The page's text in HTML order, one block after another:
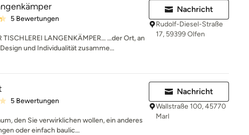
Bewertung: 4.2 von 5 Sternen
5 Bewertungen
TISCHLEREI LANGENKÄMPER… …der Ort, an
und Individualität zusamme...
Nachricht
Rudolf-Diesel-Straße
17, 59399 Olfen
Bewertung: 3.8 von 5 Sternen
5 Bewertungen
den Sie verwirklichen wollen, ein anderes
oder einfach baulic...
Nachricht
Wallstraße 100, 45770
Marl